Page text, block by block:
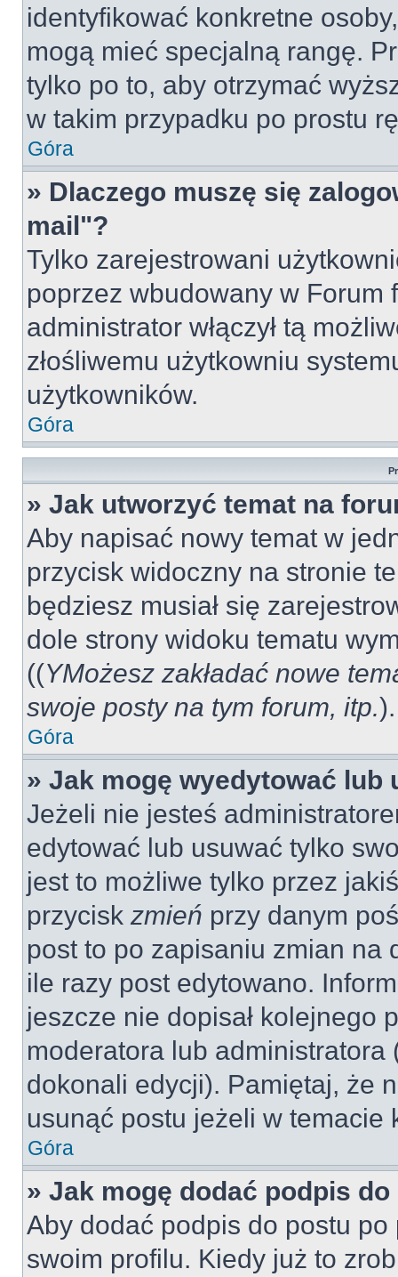
identyfikować konkretne
mogą mieć specjalną rangę.
tylko po to, aby otrzymać
w takim przypadku po prostu
Góra
» Dlaczego muszę się
mail"?
Tylko zarejestrowani
poprzez wbudowany w Forum
administrator włączył tą
złośliwemu użytkowniu
użytkowników.
Góra
» Jak utworzyć temat na
Aby napisać nowy temat w
przycisk widoczny na stronie
będziesz musiał się
dole strony widoku tematu
((YMożesz zakładać nowe
swoje posty na tym forum, itp.).
Góra
» Jak mogę wyedytować lub
Jeżeli nie jesteś
edytować lub usuwać tylko
jest to możliwe tylko przez
przycisk zmień przy danym
post to po zapisaniu zmian na
ile razy post edytowano.
jeszcze nie dopisał kolejnego
moderatora lub
dokonali edycji). Pamiętaj, że
usunąć postu jeżeli w temacie
Góra
» Jak mogę dodać podpis
Aby dodać podpis do postu
swoim profilu. Kiedy już to